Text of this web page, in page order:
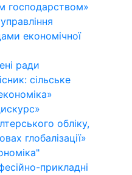
господарством»
економічної
ради
сільське
обліку,
глобалізації»
прикладні